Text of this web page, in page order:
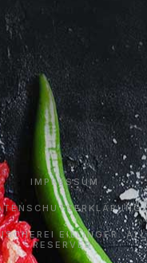
EILLINGER.
RESERVED.
IMPRESSUM